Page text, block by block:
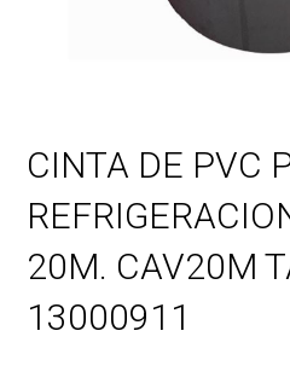
CINTA DE PVC
20M. CAV20M
13000911